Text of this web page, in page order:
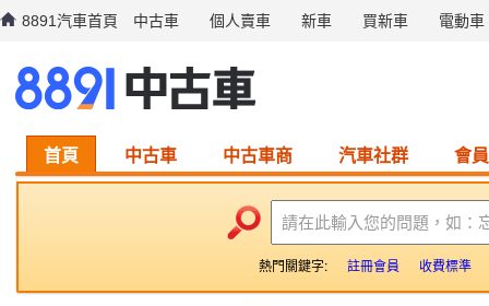
8891汽車首頁 中古車 個人賣車 新車 買新車 電動車
首頁 中古車 中古車商 汽車社群 會
請在此輸入您的問題，如：
熱門關鍵字: 註冊會員 收費標準